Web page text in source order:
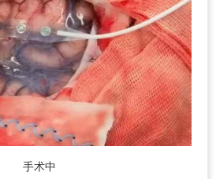
手术中